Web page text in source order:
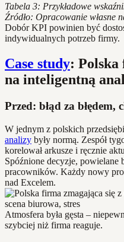
Tabela 3: Przykładowe
Źródło: Opracowanie własne
Dobór KPI powinien być
indywidualnych potrzeb firmy.
Case study: Polska
na inteligentną
Przed: błąd za błędem,
W jednym z polskich
analizy były normą. Zespół
korelował arkusze i ręcznie
Spóźnione decyzje, powielane
pracowników. Każdy nowy
nad Excelem.
Atmosfera była gęsta –
szybciej niż firma reaguje.